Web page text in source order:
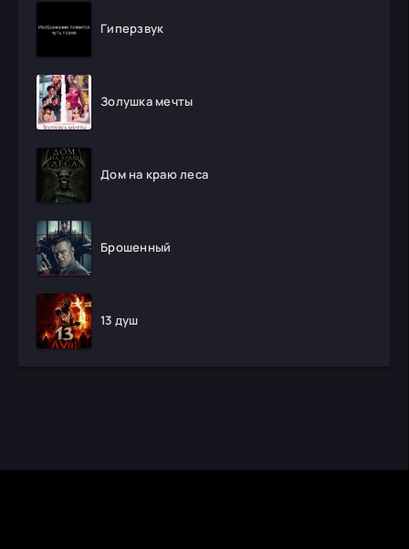
Гиперзвук
Золушка мечты
Дом на краю леса
Брошенный
13 душ